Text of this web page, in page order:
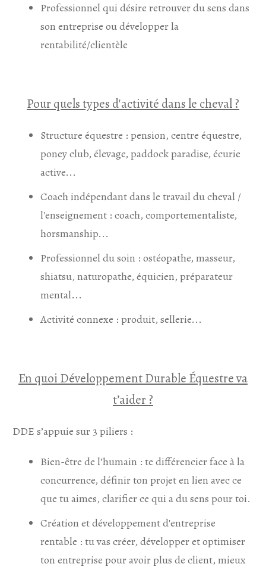
Professionnel qui désire retrouver du sens dans
son entreprise ou développer la
rentabilité/clientèle
Pour quels types d'activité dans le cheval ?
Structure équestre : pension, centre équestre,
poney club, élevage, paddock paradise, écurie
active...
Coach indépendant dans le travail du cheval /
l'enseignement : coach, comportementaliste,
horsmanship...
Professionnel du soin : ostéopathe, masseur,
shiatsu, naturopathe, équicien, préparateur
mental...
Activité connexe : produit, sellerie...
En quoi Développement Durable Équestre va
t’aider ?
DDE s’appuie sur 3 piliers :
Bien-être de l’humain : te différencier face à la
concurrence, définir ton projet en lien avec ce
que tu aimes, clarifier ce qui a du sens pour toi.
Création et développement d'entreprise
rentable : tu vas créer, développer et optimiser
ton entreprise pour avoir plus de client, mieux